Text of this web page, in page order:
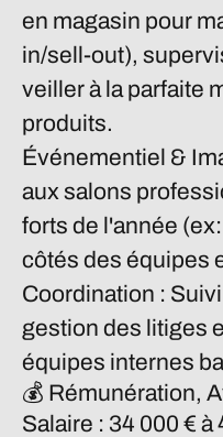
en magasin pour
in/sell-out),
veiller à la parfaite
produits.
Événementiel &
aux salons
forts de l'année
côtés des équipes
Coordination :
gestion des litiges
équipes internes
💰 Rémunération,
Salaire : 34 000 € à